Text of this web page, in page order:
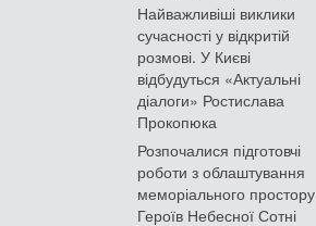
Найважливіші виклики
сучасності у відкритій
розмові. У Києві
відбудуться «Актуальні
діалоги» Ростислава
Прокопюка
Розпочалися підготовчі
роботи з облаштування
меморіального простору
Героїв Небесної Сотні